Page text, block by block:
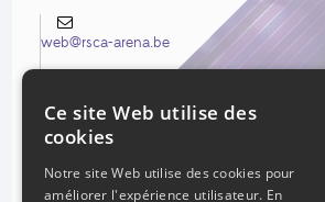
web@rsca-arena.be
VOIR LES NOUVEAUX
Ce site Web utilise des
cookies
Notre site Web utilise des cookies pour
améliorer l'expérience utilisateur. En